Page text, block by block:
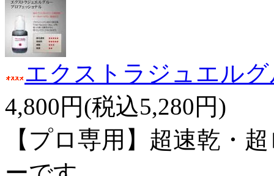
エクストラジュエル
4,800円(税込5,280円)
【プロ専用】超速乾・